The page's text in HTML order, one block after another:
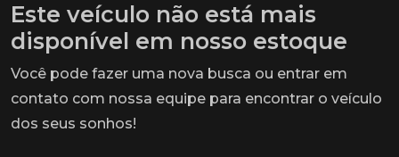
Este veículo não está mais
disponível em nosso estoque
Você pode fazer uma nova busca ou entrar em
contato com nossa equipe para encontrar o veículo
dos seus sonhos!